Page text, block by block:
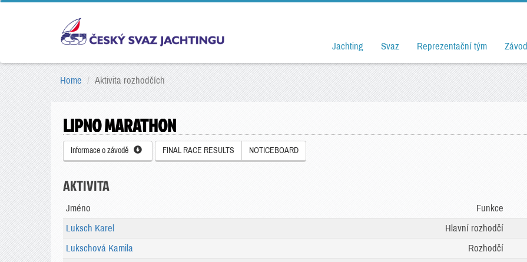
Jachting Svaz Reprezentační tým
Home Aktivita rozhodčích
LIPNO MARATHON
Informace o závodě FINAL RACE RESULTS NOTICEBOARD
AKTIVITA
Jméno Funkce
Luksch Karel
Hlavní rozhodčí
Lukschová Kamila
Rozhodčí